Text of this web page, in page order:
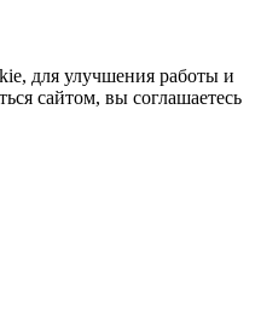
, для улучшения работы и
сайтом, вы соглашаетесь